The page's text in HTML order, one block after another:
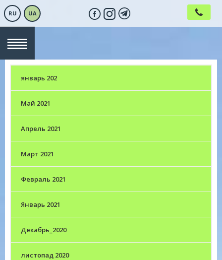
RU UA
январь 202
Май 2021
Апрель 2021
Март 2021
Февраль 2021
Январь 2021
Декабрь_2020
листопад 2020